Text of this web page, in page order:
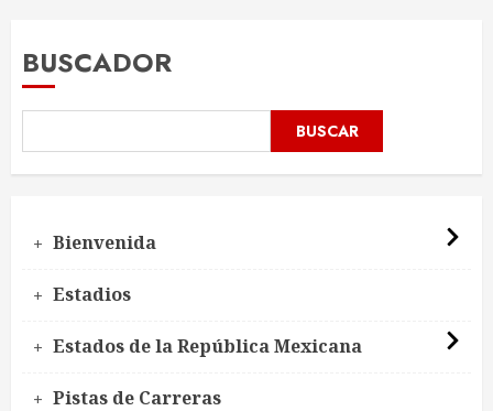
BUSCADOR
BUSCAR
Bienvenida
Estadios
Estados de la República Mexicana
Pistas de Carreras